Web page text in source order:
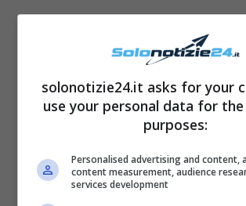
“Il mio augurio per voi è di
solonotizie24.it asks for your
use your personal data for
purposes:
Personalised advertising and content,
content measurement, audience
services development